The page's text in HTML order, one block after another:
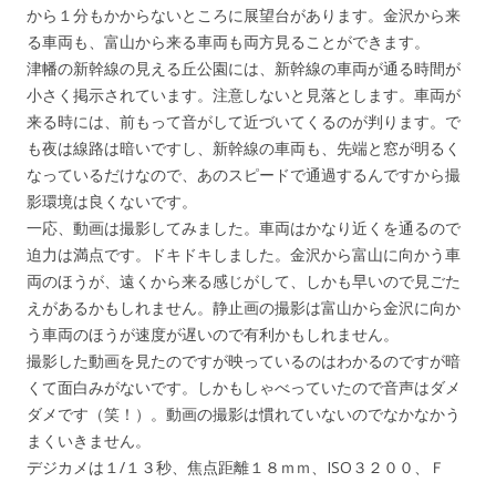
から１分もかからないところに展望台があります。金沢から来
る車両も、富山から来る車両も両方見ることができます。
津幡の新幹線の見える丘公園には、新幹線の車両が通る時間が
小さく掲示されています。注意しないと見落とします。車両が
来る時には、前もって音がして近づいてくるのが判ります。で
も夜は線路は暗いですし、新幹線の車両も、先端と窓が明るく
なっているだけなので、あのスピードで通過するんですから撮
影環境は良くないです。
一応、動画は撮影してみました。車両はかなり近くを通るので
迫力は満点です。ドキドキしました。金沢から富山に向かう車
両のほうが、遠くから来る感じがして、しかも早いので見ごた
えがあるかもしれません。静止画の撮影は富山から金沢に向か
う車両のほうが速度が遅いので有利かもしれません。
撮影した動画を見たのですが映っているのはわかるのですが暗
くて面白みがないです。しかもしゃべっていたので音声はダメ
ダメです（笑！）。動画の撮影は慣れていないのでなかなかう
まくいきません。
デジカメは１/１３秒、焦点距離１８ｍｍ、ISO３２００、Ｆ